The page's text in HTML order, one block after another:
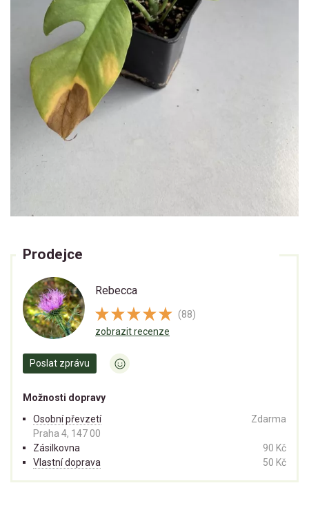
Prodejce
Rebecca
(88)
zobrazit recenze
Poslat zprávu
Možnosti dopravy
Osobní převzetí
Praha 4, 147 00
Zdarma
Zásilkovna
90 Kč
Vlastní doprava
50 Kč